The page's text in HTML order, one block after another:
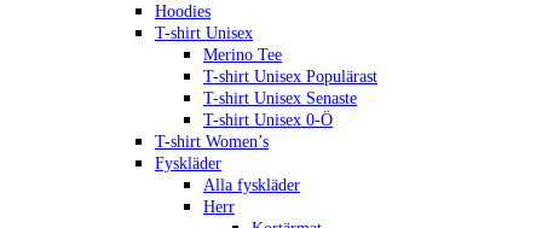
Hoodies
T-shirt Unisex
Merino Tee
T-shirt Unisex Populärast
T-shirt Unisex Senaste
T-shirt Unisex 0-Ö
T-shirt Women’s
Fyskläder
Alla fyskläder
Herr